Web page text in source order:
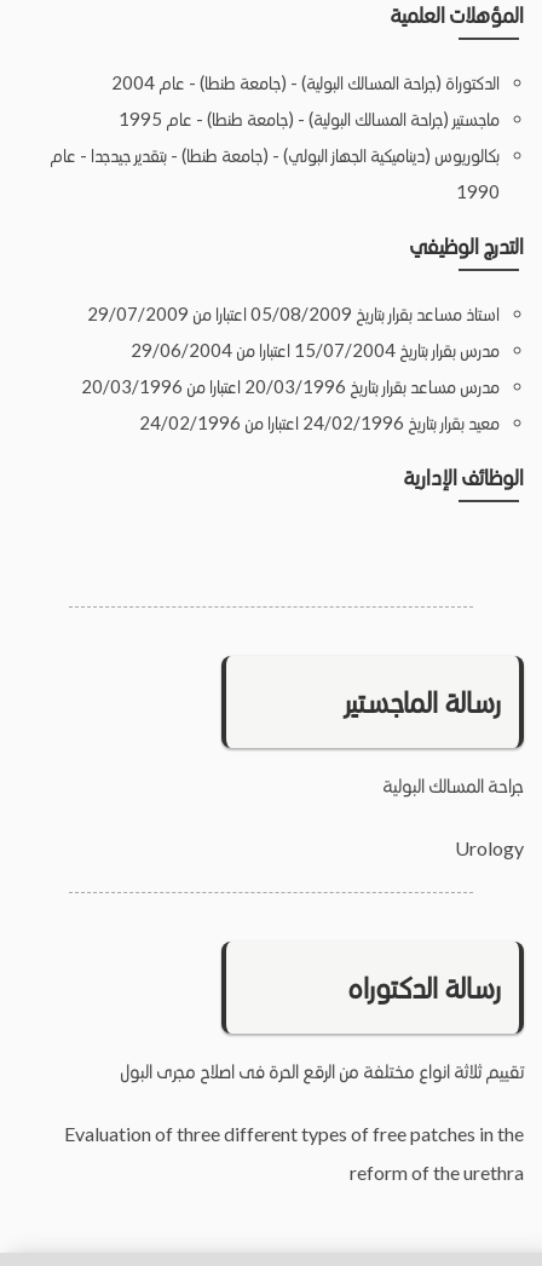
المؤهلات العلمية
الدكتوراة (جراحة المسالك البولية) - (جامعة طنطا) - عام 2004
ماجستير (جراحة المسالك البولية) - (جامعة طنطا) - عام 1995
بكالوريوس (ديناميكية الجهاز البولي) - (جامعة طنطا) - بتقدير جيدجدا - عام
1990
التدرج الوظيفي
استاذ مساعد بقرار بتاريخ 05/08/2009 اعتبارا من 29/07/2009
مدرس بقرار بتاريخ 15/07/2004 اعتبارا من 29/06/2004
مدرس مساعد بقرار بتاريخ 20/03/1996 اعتبارا من 20/03/1996
معيد بقرار بتاريخ 24/02/1996 اعتبارا من 24/02/1996
الوظائف الإدارية
رسالة الماجستير
جراحة المسالك البولية
Urology
رسالة الدكتوراه
تقييم ثلاثة انواع مختلفة من الرقع الحرة فى اصلاح مجرى البول
Evaluation of three different types of free patches in the
reform of the urethra